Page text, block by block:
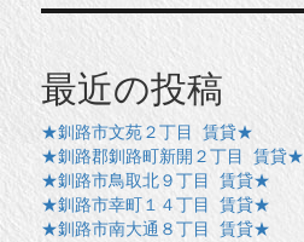
最近の投稿
★釧路市文苑２丁目 賃貸★
★釧路郡釧路町新開２丁目 賃貸★
★釧路市鳥取北９丁目 賃貸★
★釧路市幸町１４丁目 賃貸★
★釧路市南大通８丁目 賃貸★